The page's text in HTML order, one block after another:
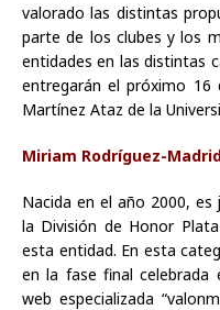
valorado las distintas
parte de los clubes y los
entidades en las distintas
entregarán el próximo 16
Martínez Ataz de la
Miriam Rodríguez-
Nacida en el año 2000,
la División de Honor
esta entidad. En esta
en la fase final celebrada
web especializada